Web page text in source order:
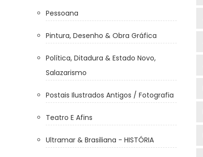
Pessoana
Pintura, Desenho & Obra Gráfica
Política, Ditadura & Estado Novo,
Salazarismo
Postais Ilustrados Antigos / Fotografia
Teatro E Afins
Ultramar & Brasiliana - HISTÓRIA